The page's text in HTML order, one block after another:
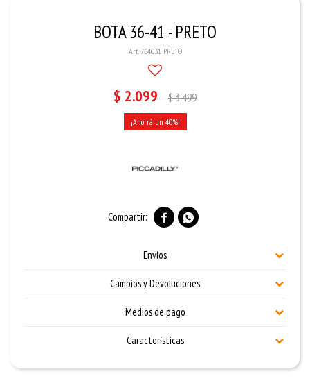
BOTA 36-41 - PRETO
764031 PRETO
$ 2.099 $3.499
40
 
Envíos
Cambios y Devoluciones
Medios de pago
Características